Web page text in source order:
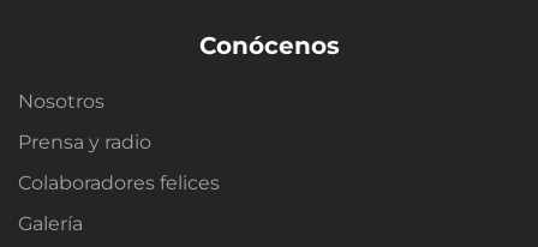
Conócenos
Nosotros
Prensa y radio
Colaboradores felices
Galería